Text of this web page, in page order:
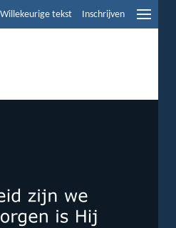
Willekeurige tekst Inschrijven